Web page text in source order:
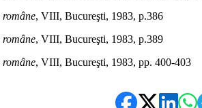
, VIII, Bucureşti, 1983, p.386
, VIII, Bucureşti, 1983, p.389
, VIII, Bucureşti, 1983, pp. 400-403